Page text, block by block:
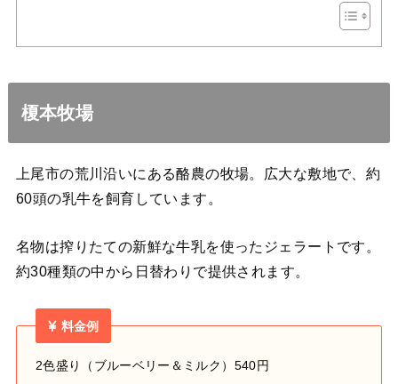
榎本牧場
上尾市の荒川沿いにある酪農の牧場。
広大な敷地で、約
60頭の乳牛を飼育しています。
名物は搾りたての新鮮な牛乳を使ったジェラートです。
約30種類の中から日替わりで提供されます。
料金例
2色盛り（ブルーベリー＆ミルク）540円